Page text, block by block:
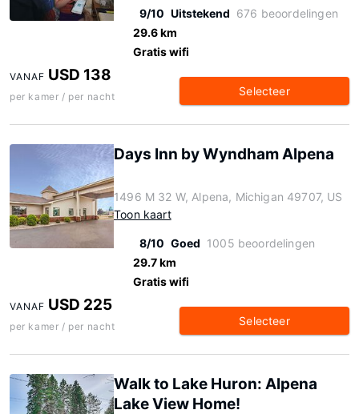
9/10 Uitstekend 676 beoordelingen
29.6 km
Gratis wifi
VANAF USD 138
per kamer / per nacht Selecteer
Days Inn by Wyndham Alpena
1496 M 32 W, Alpena, Michigan 49707, US
Toon kaart
8/10 Goed 1005 beoordelingen
29.7 km
Gratis wifi
VANAF USD 225
per kamer / per nacht Selecteer
Walk to Lake Huron: Alpena
Lake View Home!